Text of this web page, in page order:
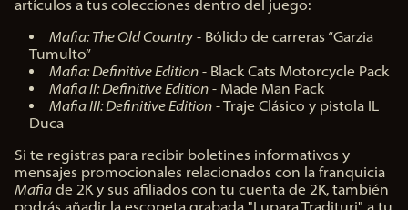
artículos a tus colecciones dentro del juego:
Mafia: The Old Country - Bólido de carreras “Garzia
Tumulto”
Mafia: Definitive Edition - Black Cats Motorcycle Pack
Mafia II: Definitive Edition - Made Man Pack
Mafia III: Definitive Edition - Traje Clásico y pistola IL
Duca
Si te registras para recibir boletines informativos y
mensajes promocionales relacionados con la franquicia
Mafia de 2K y sus afiliados con tu cuenta de 2K, también